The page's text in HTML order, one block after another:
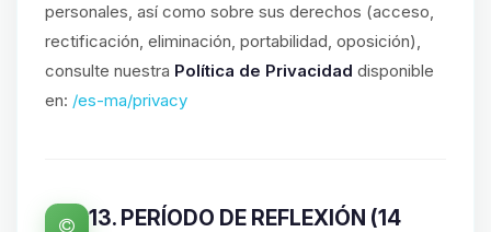
personales, así como sobre sus derechos (acceso,
rectificación, eliminación, portabilidad, oposición),
consulte nuestra Política de Privacidad disponible
en: /es-ma/privacy
13. PERÍODO DE REFLEXIÓN (14